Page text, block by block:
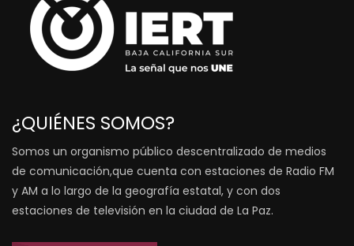
¿QUIÉNES SOMOS?
Somos un organismo público descentralizado de medios
de comunicación,que cuenta con estaciones de Radio FM
y AM a lo largo de la geografía estatal, y con dos
estaciones de televisión en la ciudad de La Paz.